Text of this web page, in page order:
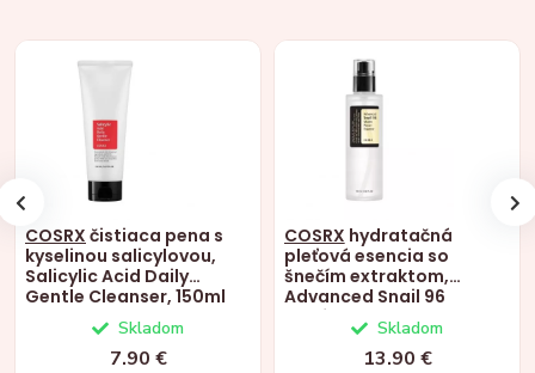
COSRX čistiaca pena s
kyselinou salicylovou,
Salicylic Acid Daily
Gentle Cleanser, 150ml
Skladom
7.90 €
COSRX hydratačná
pleťová esencia so
šnečím extraktom,
Advanced Snail 96
Mucín, 100mlSkladom
13.90 €